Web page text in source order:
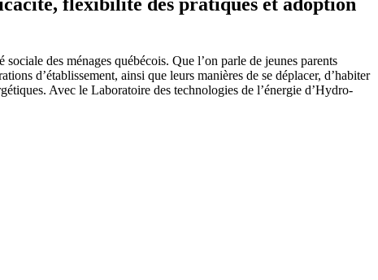
des ménages québécois. Que l’on parle de jeunes parents
d’établissement, ainsi que leurs manières de se déplacer, d’habiter
Avec le Laboratoire des technologies de l’énergie d’Hydro-